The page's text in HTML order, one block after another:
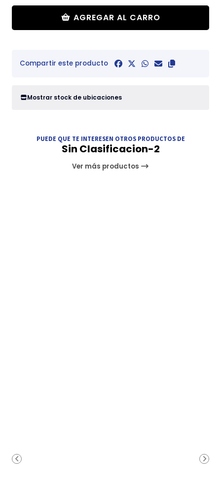
AGREGAR AL CARRO
Compartir este producto
Mostrar stock de ubicaciones
PUEDE QUE TE INTERESEN OTROS PRODUCTOS DE
Sin Clasificacion-2
Ver más productos